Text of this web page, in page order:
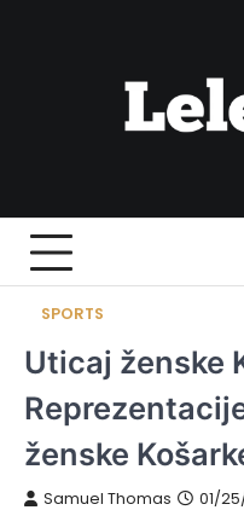
SPORTS
Uticaj ženske
ženske
Samuel Thomas 01/